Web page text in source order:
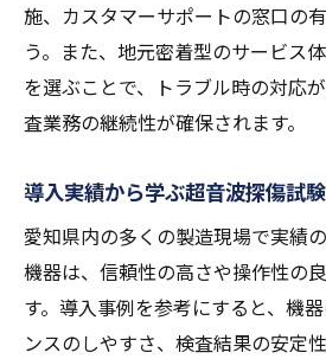
施、カスタマーサポートの窓口の
う。また、地元密着型のサービス
を選ぶことで、トラブル時の対応
査業務の継続性が確保されます。
導入実績から学ぶ超音波探傷試
愛知県内の多くの製造現場で実績
機器は、信頼性の高さや操作性の
す。導入事例を参考にすると、機
ンスのしやすさ、検査結果の安定